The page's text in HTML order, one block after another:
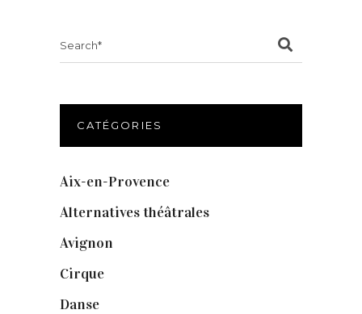
CATÉGORIES
Aix-en-Provence
Alternatives théâtrales
Avignon
Cirque
Danse